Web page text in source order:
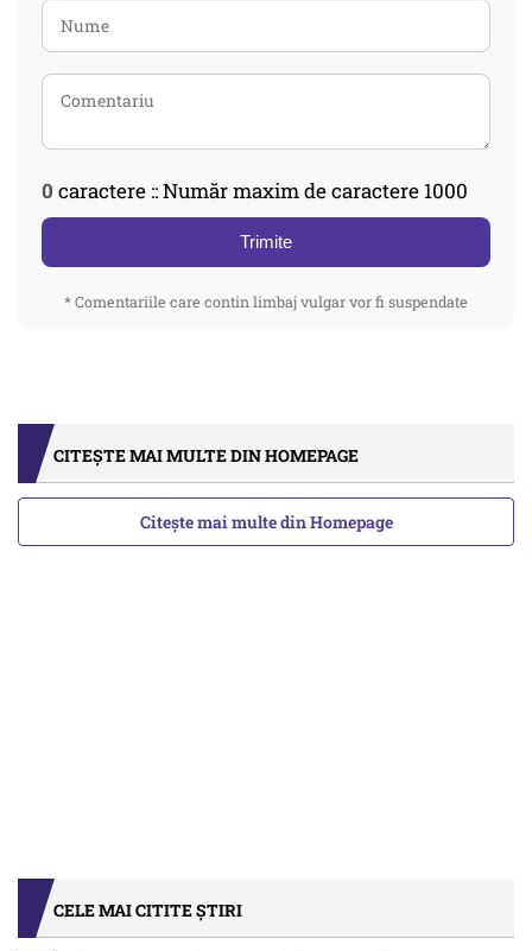
0 caractere :: Număr maxim de caractere 1000
Trimite
* Comentariile care contin limbaj vulgar vor fi suspendate
CITEȘTE MAI MULTE DIN HOMEPAGE
Citește mai multe din Homepage
CELE MAI CITITE ȘTIRI